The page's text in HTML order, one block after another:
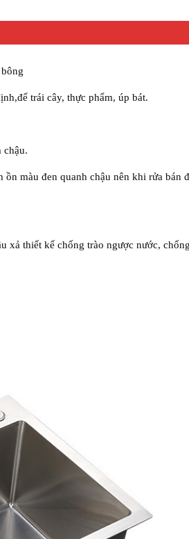
trái cây, thực phẩm, úp bát.
chậu.
màu đen quanh chậu nên khi rửa bán
xả thiết kế chống trào ngược nước,